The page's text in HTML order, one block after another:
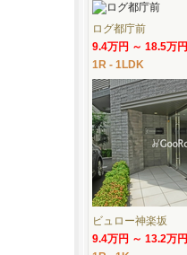
ログ都庁前
9.4万円 ～ 18.5万円
1R - 1LDK
ビュロー神楽坂
9.4万円 ～ 13.2万円